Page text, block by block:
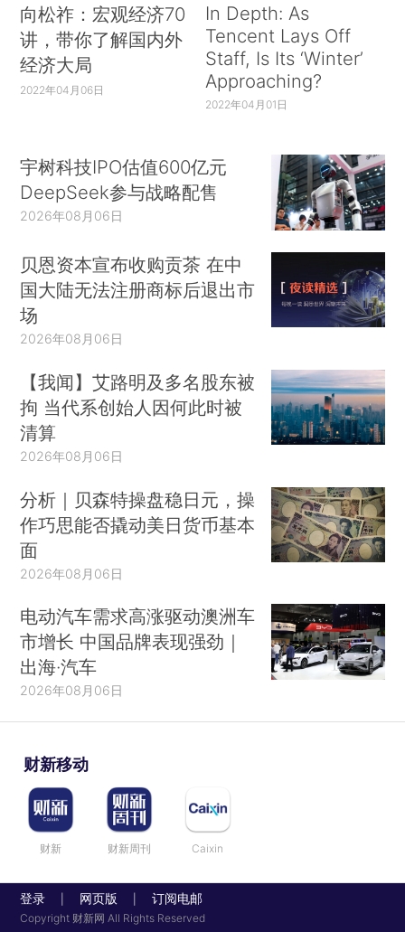
向松祚：宏观经济70
讲，带你了解国内外
经济大局
2022年04月06日
In Depth: As
Tencent Lays Off
Staff, Is Its ‘Winter’
Approaching?
2022年04月01日
宇树科技IPO估值600亿元
DeepSeek参与战略配售
2026年08月06日
贝恩资本宣布收购贡茶 在中
国大陆无法注册商标后退出市
场
2026年08月06日
【我闻】艾路明及多名股东被
拘 当代系创始人因何此时被
清算
2026年08月06日
分析｜贝森特操盘稳日元，操
作巧思能否撬动美日货币基本
面
2026年08月06日
电动汽车需求高涨驱动澳洲车
市增长 中国品牌表现强劲｜
出海·汽车
2026年08月06日
财新移动
财新 财新周刊 Caixin
登录 网页版 订阅电邮
Copyright 财新网 All Rights Reserved